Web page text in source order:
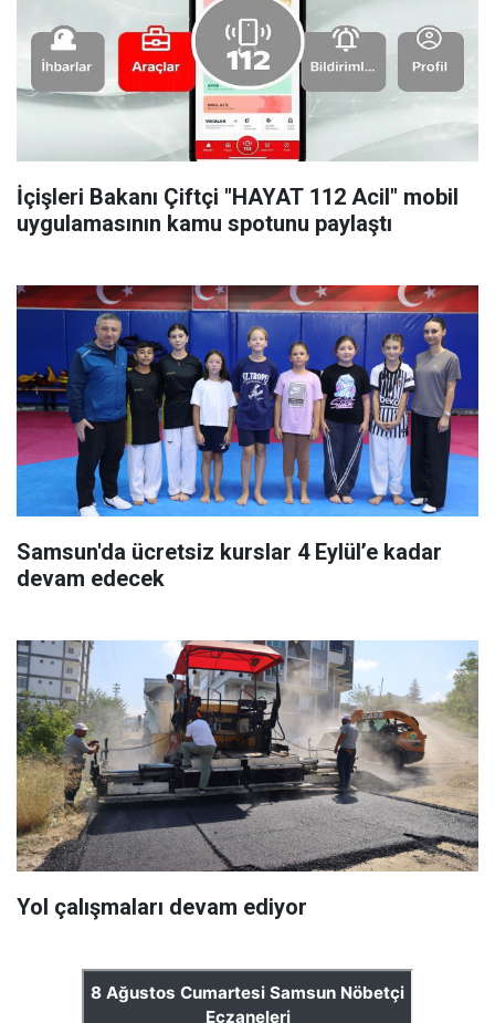
İçişleri Bakanı Çiftçi "HAYAT 112 Acil" mobil
uygulamasının kamu spotunu paylaştı
Samsun'da ücretsiz kurslar 4 Eylül’e kadar
devam edecek
Yol çalışmaları devam ediyor